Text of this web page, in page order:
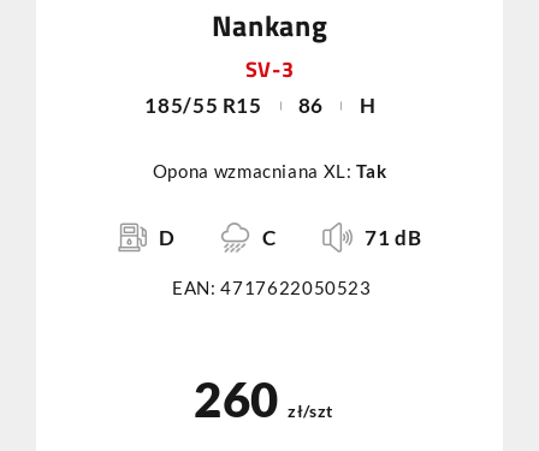
Nankang
SV-3
185/55 R15 86 H
Opona wzmacniana XL:Tak
D C 71 dB
EAN: 4717622050523
260 zł/szt